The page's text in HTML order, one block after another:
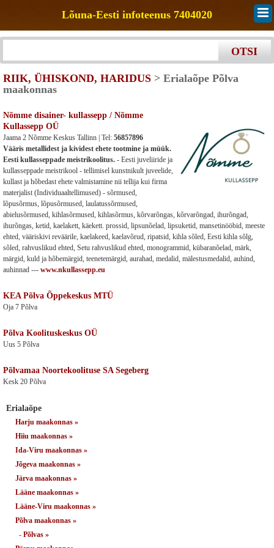
Lõuna-Eesti infoteenus 7404020
RIIK, ÜHISKOND, HARIDUS > Erialaõpe Põlva
maakonnas
Nõmme disainer- kullassepp / Nõmme
Kullassepp OÜ
Jaama 2 Nõmme Keskus Tallinn | Tel: 56857896
Vääris metallidest ja kividest ehete tootmine ja müük.
Eesti kullasseppade meistrikoolitus. - Eesti juveliiride ja
kullasseppade meistrikool - tellimisel kunstnikult juveelide,
kullast ja hõbedast ehete valmistamine nii tellija kui firma
materjalist (Individuaaltellimused) - sõrmused,
lõpusõrmus, lõpusõrmused, laulatussõrmused,
abielusõrmused, kihlasõrmused, kihlasõrmus, kõrvarõngas, kõrvarõngad, ihurõngad,
ihurõngas, ketid, kaelakett, käekett. prossid, lipsunõelad, lipsuketid, mansetinööbid, meeste
ehted, vääriskivi reväärile, kaelakeed, kaelavõrud, ripatsid, kihla sõled, Eesti kihla sõlg,
sõled, rahvuslikud ehted, Setu rahvuslikud ehted, monogrammid, kübaranõelad, märk,
märgid, kuld ja hõbemärgid, teenetemärgid, aurahad, medalid, mälestusmedalid, auhind,
auhinnad --- www.nkullassepp.eu
KEA Põlva Õppekeskus MTÜ
Oja 7 Põlva
Põlva Koolituskeskus OÜ
Uus 5 Põlva
Põlvamaa Noortekoolituse SA Segeberg
Kesk 20 Põlva
Erialaõpe
Harju maakonnas »
Hiiu maakonnas »
Ida-Viru maakonnas »
Jõgeva maakonnas »
Järva maakonnas »
Lääne maakonnas »
Lääne-Viru maakonnas »
Põlva maakonnas »
- Põlvas »